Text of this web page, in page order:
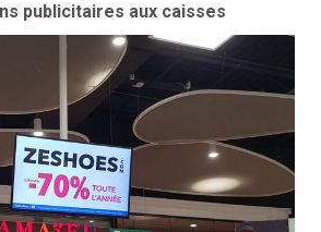
publicitaires aux caisses